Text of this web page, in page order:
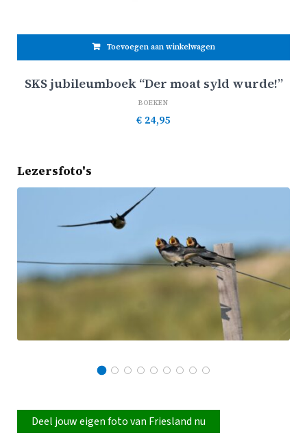
Toevoegen aan winkelwagen
SKS jubileumboek “Der moat syld wurde!”
BOEKEN
€ 24,95
Lezersfoto's
Deel jouw eigen foto van Friesland nu